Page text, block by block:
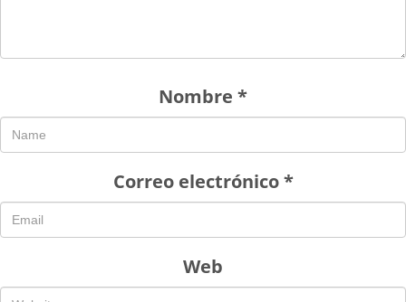
Nombre *
Correo electrónico*
Web